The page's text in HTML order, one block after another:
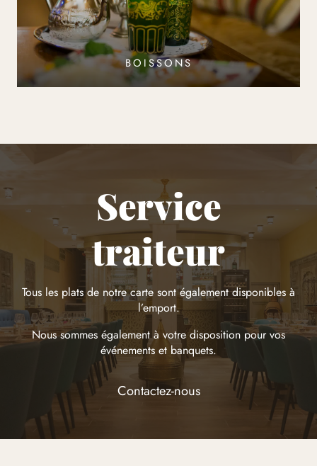
BOISSONS
Service
traiteur
Tous les plats de notre carte sont également disponibles à
l’emport.
Nous sommes également à votre disposition pour vos
événements et banquets.
Contactez-nous